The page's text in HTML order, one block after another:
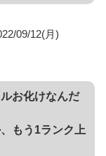
09/12(月)
お化けなんだ
もう1ランク上